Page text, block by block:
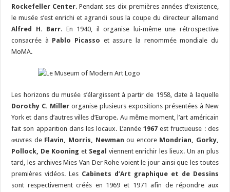
Rockefeller Center. Pendant ses dix premières années d’existence,
le musée s’est enrichi et agrandi sous la coupe du directeur allemand
Alfred H. Barr. En 1940, il organise lui-même une rétrospective
consacrée à Pablo Picasso et assure la renommée mondiale du
MoMA.
Les horizons du musée s’élargissent à partir de 1958, date à laquelle
Dorothy C. Millerorganise plusieurs expositions présentées à New
York et dans d’autres villes d’Europe. Au même moment, l’art américain
fait son apparition dans les locaux. L’année 1967est fructueuse : des
œuvres de Flavin, Morris, Newman ou encore Mondrian, Gorky,
Pollock, De Kooning et Segal viennent enrichir les lieux. Un an plus
tard, les archives Mies Van Der Rohe voient le jour ainsi que les toutes
premières vidéos. Les Cabinets d’Art graphique et de Dessins
sont respectivement créés en 1969 et 1971 afin de répondre aux